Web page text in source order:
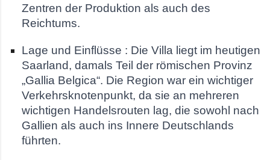
Zentren der Produktion als auch des
Reichtums.
Lage und Einflüsse : Die Villa liegt im heutigen
Saarland, damals Teil der römischen Provinz
„Gallia Belgica“. Die Region war ein wichtiger
Verkehrsknotenpunkt, da sie an mehreren
wichtigen Handelsrouten lag, die sowohl nach
Gallien als auch ins Innere Deutschlands
führten.